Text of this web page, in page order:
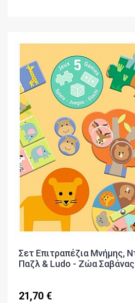
Σετ Επιτραπέζια Μνήμης,
Παζλ & Ludo - Ζώα
21,70 €